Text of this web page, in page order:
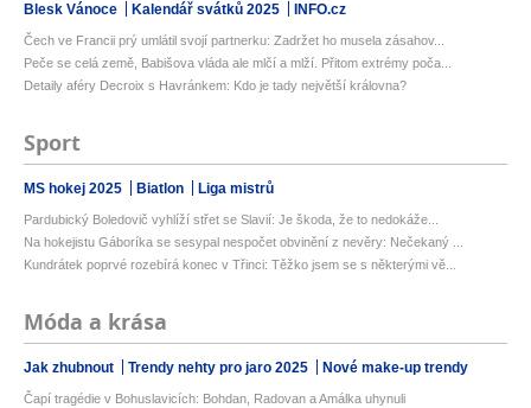
Blesk Vánoce Kalendář svátků 2025 INFO.cz
Čech ve Francii prý umlátil svojí partnerku: Zadržet ho musela zásahov...
Peče se celá země, Babišova vláda ale mlčí a mlží. Přitom extrémy poča...
Detaily aféry Decroix s Havránkem: Kdo je tady největší královna?
Sport
MS hokej 2025 Biatlon Liga mistrů
Pardubický Boledovič vyhlíží střet se Slavií: Je škoda, že to nedokáže...
Na hokejistu Gáboríka se sesypal nespočet obvinění z nevěry: Nečekaný ...
Kundrátek poprvé rozebírá konec v Třinci: Těžko jsem se s některými vě...
Móda a krása
Jak zhubnout Trendy nehty pro jaro 2025 Nové make-up trendy
Čapí tragédie v Bohuslavicích: Bohdan, Radovan a Amálka uhynuli